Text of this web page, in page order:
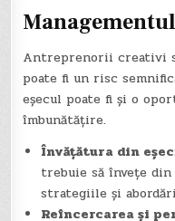
Antreprenorii creativi
poate fi un risc
eșecul poate fi și o
îmbunătățire.
Învățătura din eșec
trebuie să învețe din
strategiile și
Reîncercarea și